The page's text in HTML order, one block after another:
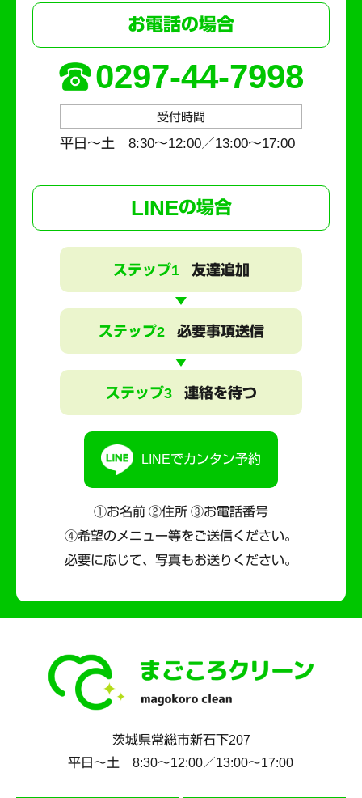
お電話の場合
0297-44-7998
受付時間
平日～土 8:30〜12:00／13:00〜17:00
LINEの場合
ステップ1 友達追加
ステップ2 必要事項送信
ステップ3 連絡を待つ
LINEでカンタン予約
①お名前 ②住所 ③お電話番号
④希望のメニュー等をご送信ください。
必要に応じて、写真もお送りください。
茨城県常総市新石下207
平日～土 8:30〜12:00／13:00〜17:00